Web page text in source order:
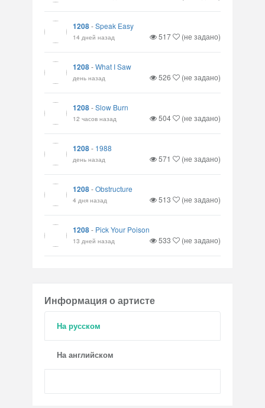
1208-Speak Easy
14 дней назад 517 (не задано)
1208-What I Saw
день назад 526 (не задано)
1208-Slow Burn
12 часов назад 504 (не задано)
1208- 1988
день назад 571 (не задано)
1208-Obstructure
4 дня назад 513 (не задано)
1208- Pick Your Poison
13 дней назад 533 (не задано)
Информация о артисте
На русском
На английском